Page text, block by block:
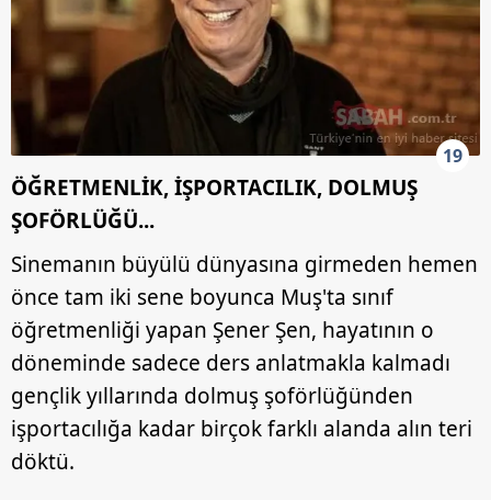
19
ÖĞRETMENLİK, İŞPORTACILIK, DOLMUŞ
ŞOFÖRLÜĞÜ...
Sinemanın büyülü dünyasına girmeden hemen
önce tam iki sene boyunca Muş'ta sınıf
öğretmenliği yapan Şener Şen, hayatının o
döneminde sadece ders anlatmakla kalmadı
gençlik yıllarında dolmuş şoförlüğünden
işportacılığa kadar birçok farklı alanda alın teri
döktü.